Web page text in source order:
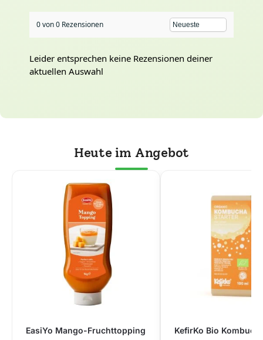
0 von 0 Rezensionen
Leider entsprechen keine Rezensionen deiner
aktuellen Auswahl
Heute im Angebot
EasiYo Mango-Fruchttopping KefirKo Bio